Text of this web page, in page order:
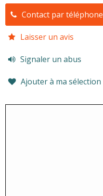
Contact par téléphone
Laisser un avis
Signaler un abus
Ajouter à ma sélection